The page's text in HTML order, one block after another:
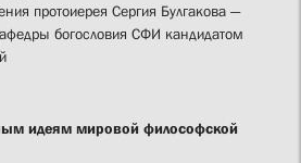
протоиерея Сергия Булгакова —
богословия СФИ кандидатом
идеям мировой философской